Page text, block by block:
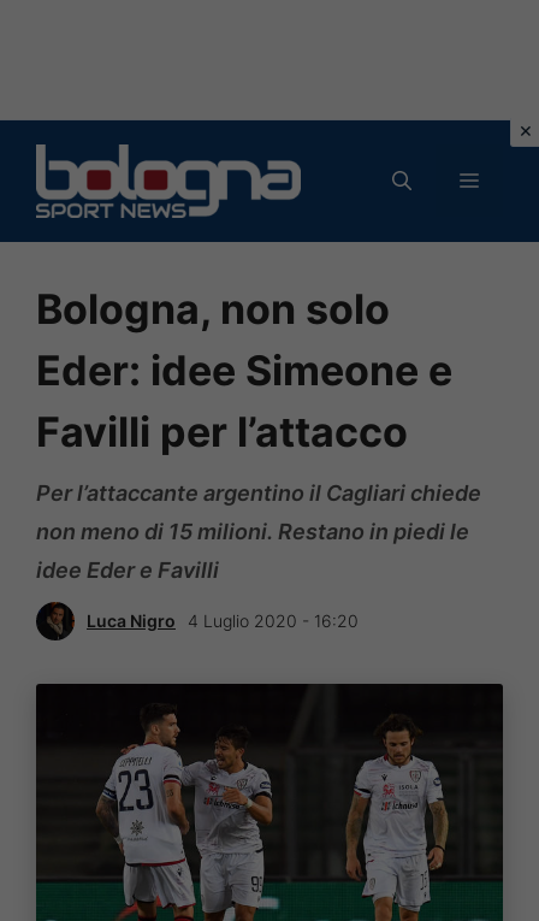
contenuto
MENU
Bologna, non solo
Eder: idee Simeone e
Favilli per l’attacco
Per l’attaccante argentino il Cagliari chiede
non meno di 15 milioni. Restano in piedi le
idee Eder e Favilli
Luca Nigro 4 Luglio 2020 - 16:20